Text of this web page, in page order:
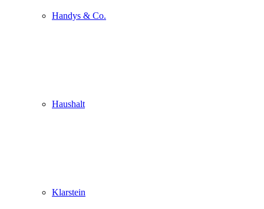
Handys & Co.
Haushalt
Klarstein